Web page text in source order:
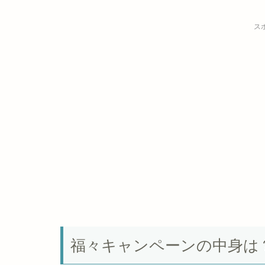
ス
福々キャンペーンの中身は